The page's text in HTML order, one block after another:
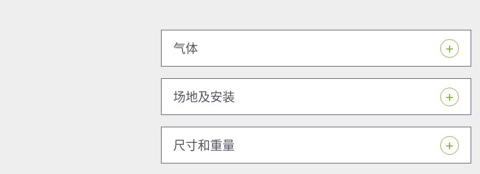
气体
场地及安装
尺寸和重量